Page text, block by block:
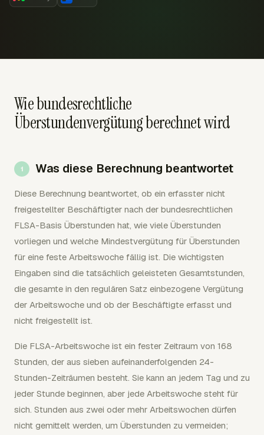
Wie bundesrechtliche
Überstundenvergütung berechnet wird
Was diese Berechnung beantwortet
Diese Berechnung beantwortet, ob ein erfasster nicht
freigestellter Beschäftigter nach der bundesrechtlichen
FLSA-Basis Überstunden hat, wie viele Überstunden
vorliegen und welche Mindestvergütung für Überstunden
für eine feste Arbeitswoche fällig ist. Die wichtigsten
Eingaben sind die tatsächlich geleisteten Gesamtstunden,
die gesamte in den regulären Satz einbezogene Vergütung
der Arbeitswoche und ob der Beschäftigte erfasst und
nicht freigestellt ist.
Die FLSA-Arbeitswoche ist ein fester Zeitraum von 168
Stunden, der aus sieben aufeinanderfolgenden 24-
Stunden-Zeiträumen besteht. Sie kann an jedem Tag und zu
jeder Stunde beginnen, aber jede Arbeitswoche steht für
sich. Stunden aus zwei oder mehr Arbeitswochen dürfen
nicht gemittelt werden, um Überstunden zu vermeiden;